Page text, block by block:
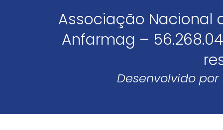
Associação Nacional
Anfarmag –
Desenvolvido por